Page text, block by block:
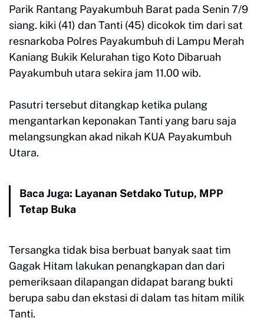
Parik Rantang Payakumbuh Barat pada Senin 7/9
siang. kiki (41) dan Tanti (45) dicokok tim dari sat
resnarkoba Polres Payakumbuh di Lampu Merah
Kaniang Bukik Kelurahan tigo Koto Dibaruah
Payakumbuh utara sekira jam 11.00 wib.
Pasutri tersebut ditangkap ketika pulang
mengantarkan keponakan Tanti yang baru saja
melangsungkan akad nikah KUA Payakumbuh
Utara.
Baca Juga: Layanan Setdako Tutup, MPP
Tetap Buka
Tersangka tidak bisa berbuat banyak saat tim
Gagak Hitam lakukan penangkapan dan dari
pemeriksaan dilapangan didapat barang bukti
berupa sabu dan ekstasi di dalam tas hitam milik
Tanti.